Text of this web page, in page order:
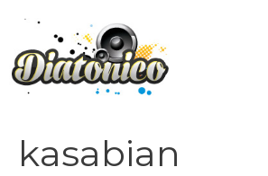
contenuto
kasabian